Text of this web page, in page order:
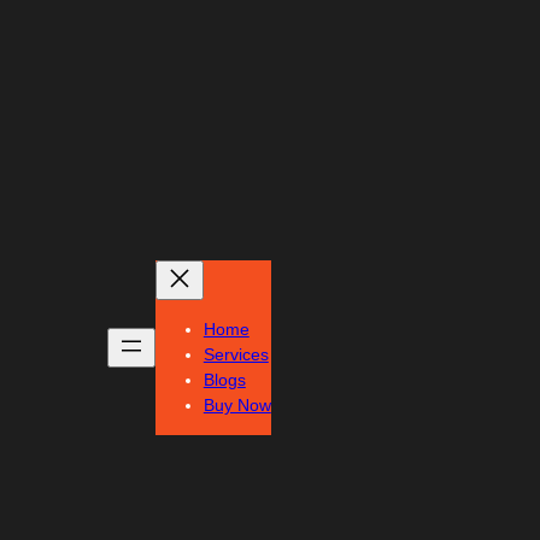
Home
Services
Blogs
Buy Now